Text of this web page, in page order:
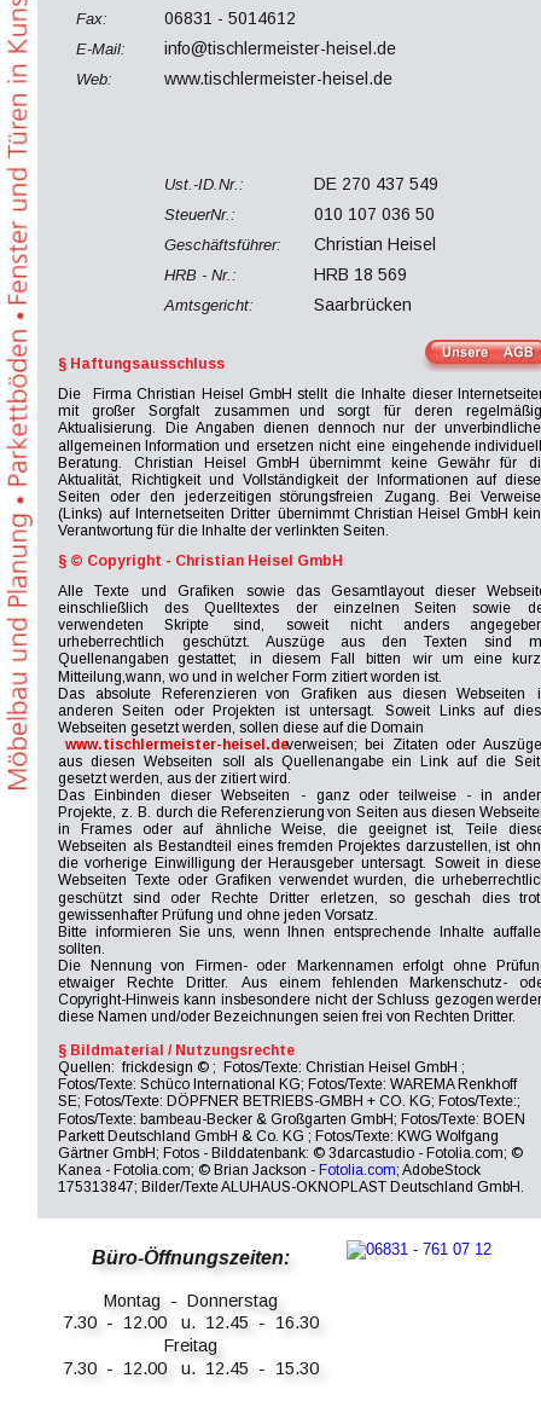
§ Haftungsausschluss
Die
Firma Christian Heisel GmbH stellt die Inhalte dieser
mit
großer Sorgfalt zusammen und sorgt für deren
Aktualisierung.
Die Angaben dienen dennoch nur der
allgemeinen Information und ersetzen nicht eine eingehende
Beratung.
Christian Heisel GmbH übernimmt keine Gewähr für
Aktualität,
Richtigkeit und Vollständigkeit der Informationen auf
Seiten
oder den jederzeitigen störungsfreien Zugang. Bei
(Links) auf Internetseiten Dritter übernimmt Christian Heisel GmbH
Verantwortung für die Inhalte der verlinkten Seiten.
§ © Copyright - Christian Heisel GmbH
Alle
Texte und Grafiken sowie das Gesamtlayout dieser
einschließlich
des Quelltextes der einzelnen Seiten sowie
verwendeten
Skripte sind, soweit nicht anders
urheberrechtlich
geschützt. Auszüge aus den Texten sind
Quellenangaben gestattet; in diesem Fall bitten wir um eine
Mitteilung,wann, wo und in welcher Form zitiert worden ist.
Das
absolute Referenzieren von Grafiken aus diesen Webseiten
anderen Seiten oder Projekten ist untersagt. Soweit Links auf
Webseiten gesetzt werden, sollen diese auf die Domain
www.tischlermeister-heisel.deverweisen; bei Zitaten oder
aus diesen Webseiten soll als Quellenangabe ein Link auf die
gesetzt werden, aus der zitiert wird.
Das
Einbinden dieser Webseiten - ganz oder teilweise - in
Projekte, z. B. durch die Referenzierung von Seiten aus diesen
in
Frames oder auf ähnliche Weise, die geeignet ist, Teile
Webseiten als Bestandteil eines fremden Projektes darzustellen, ist
die vorherige Einwilligung der Herausgeber untersagt. Soweit in
Webseiten Texte oder Grafiken verwendet wurden, die
geschützt
sind oder Rechte Dritter erletzen, so geschah dies
gewissenhafter Prüfung und ohne jeden Vorsatz.
Bitte informieren Sie uns, wenn Ihnen entsprechende Inhalte
sollten.
Die Nennung von Firmen- oder Markennamen erfolgt ohne
etwaiger
Rechte Dritter. Aus einem fehlenden Markenschutz-
Copyright-Hinweis kann insbesondere nicht der Schluss gezogen
diese Namen und/oder Bezeichnungen seien frei von Rechten Dritter.
§ Bildmaterial / Nutzungsrechte
Quellen:  frickdesign © ;
Fotos/Texte: Christian Heisel GmbH ;
Fotos/Texte: Schüco International KG; Fotos/Texte: WAREMA Renkhoff
SE; Fotos/Texte: DÖPFNER BETRIEBS-GMBH + CO. KG; Fotos/Texte:;
Fotos/Texte: bambeau-Becker & Großgarten GmbH; Fotos/Texte: BOEN
Parkett Deutschland GmbH & Co. KG ; Fotos/Texte: KWG Wolfgang
Gärtner GmbH; Fotos - Bilddatenbank: © 3darcastudio - Fotolia.com; ©
Kanea - Fotolia.com; © Brian Jackson - Fotolia.com; AdobeStock
175313847; Bilder/Texte ALUHAUS-OKNOPLAST Deutschland GmbH.
Fax:
E-Mail:
Web:
Ust.-ID.Nr.:
SteuerNr.:
Geschäftsführer:
HRB - Nr.:
Amtsgericht:
06831 - 5014612
info@tischlermeister-heisel.de
www.tischlermeister-heisel.de
DE 270 437 549
010 107 036 50
Christian Heisel
HRB 18 569
Saarbrücken
Büro-Öffnungszeiten:
Montag  -  Donnerstag
7.30  -  12.00   u.  12.45  -  16.30
Freitag
7.30  -  12.00   u.  12.45  -  15.30